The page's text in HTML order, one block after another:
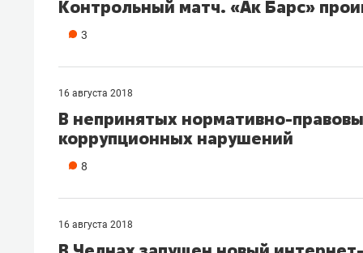
Контрольный матч. «Ак Барс»
3
16 августа 2018
В непринятых нормативно-
коррупционных нарушений
8
16 августа 2018